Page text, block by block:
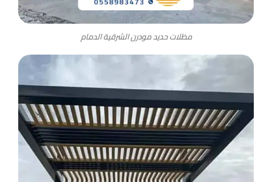
مظلات حديد مودرن الشرقية الدمام